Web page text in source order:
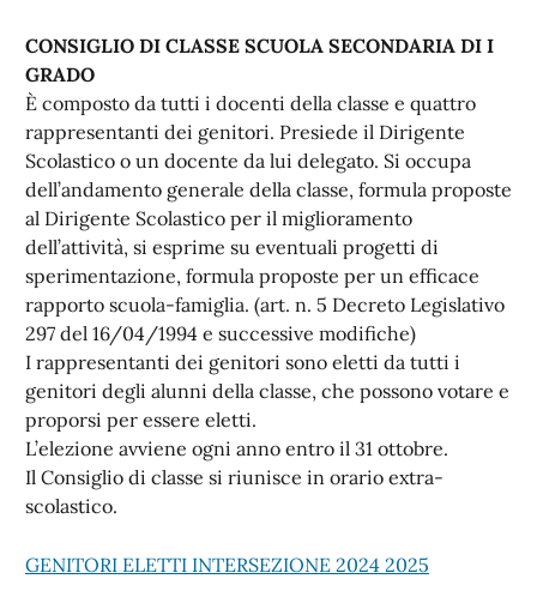
CONSIGLIO DI CLASSE SCUOLA SECONDARIA DI I
GRADO
È composto da tutti i docenti della classe e quattro
rappresentanti dei genitori. Presiede il Dirigente
Scolastico o un docente da lui delegato. Si occupa
dell’andamento generale della classe, formula proposte
al Dirigente Scolastico per il miglioramento
dell’attività, si esprime su eventuali progetti di
sperimentazione, formula proposte per un efficace
rapporto scuola-famiglia. (art. n. 5 Decreto Legislativo
297 del 16/04/1994 e successive modifiche)
I rappresentanti dei genitori sono eletti da tutti i
genitori degli alunni della classe, che possono votare e
proporsi per essere eletti.
L’elezione avviene ogni anno entro il 31 ottobre.
Il Consiglio di classe si riunisce in orario extra-
scolastico.
GENITORI ELETTI INTERSEZIONE 2024 2025